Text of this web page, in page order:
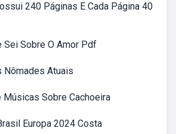
240 Páginas E Cada Página 40
Sei Sobre O Amor Pdf
Nômades Atuais
Músicas Sobre Cachoeira
Europa 2024 Costa